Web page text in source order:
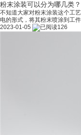
粉末涂装可以分为哪几类？
不知道大家对粉末涂装这个工
电的形式，将其粉末喷涂到工
有很多，下面小编为大家带来一些相关
2023-01-05 126